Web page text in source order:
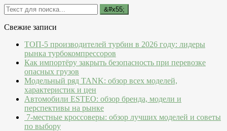
Свежие записи
ТОП-5 производителей турбин в 2026 году: лидеры
рынка турбокомпрессоров
Как импортёру закрыть безопасность при перевозке
опасных грузов
Модельный ряд TANK: обзор всех моделей,
характеристик и цен
Автомобили ESTEO: обзор бренда, модели и
перспективы на рынке
7-местные кроссоверы: обзор лучших моделей и советы
по выбору